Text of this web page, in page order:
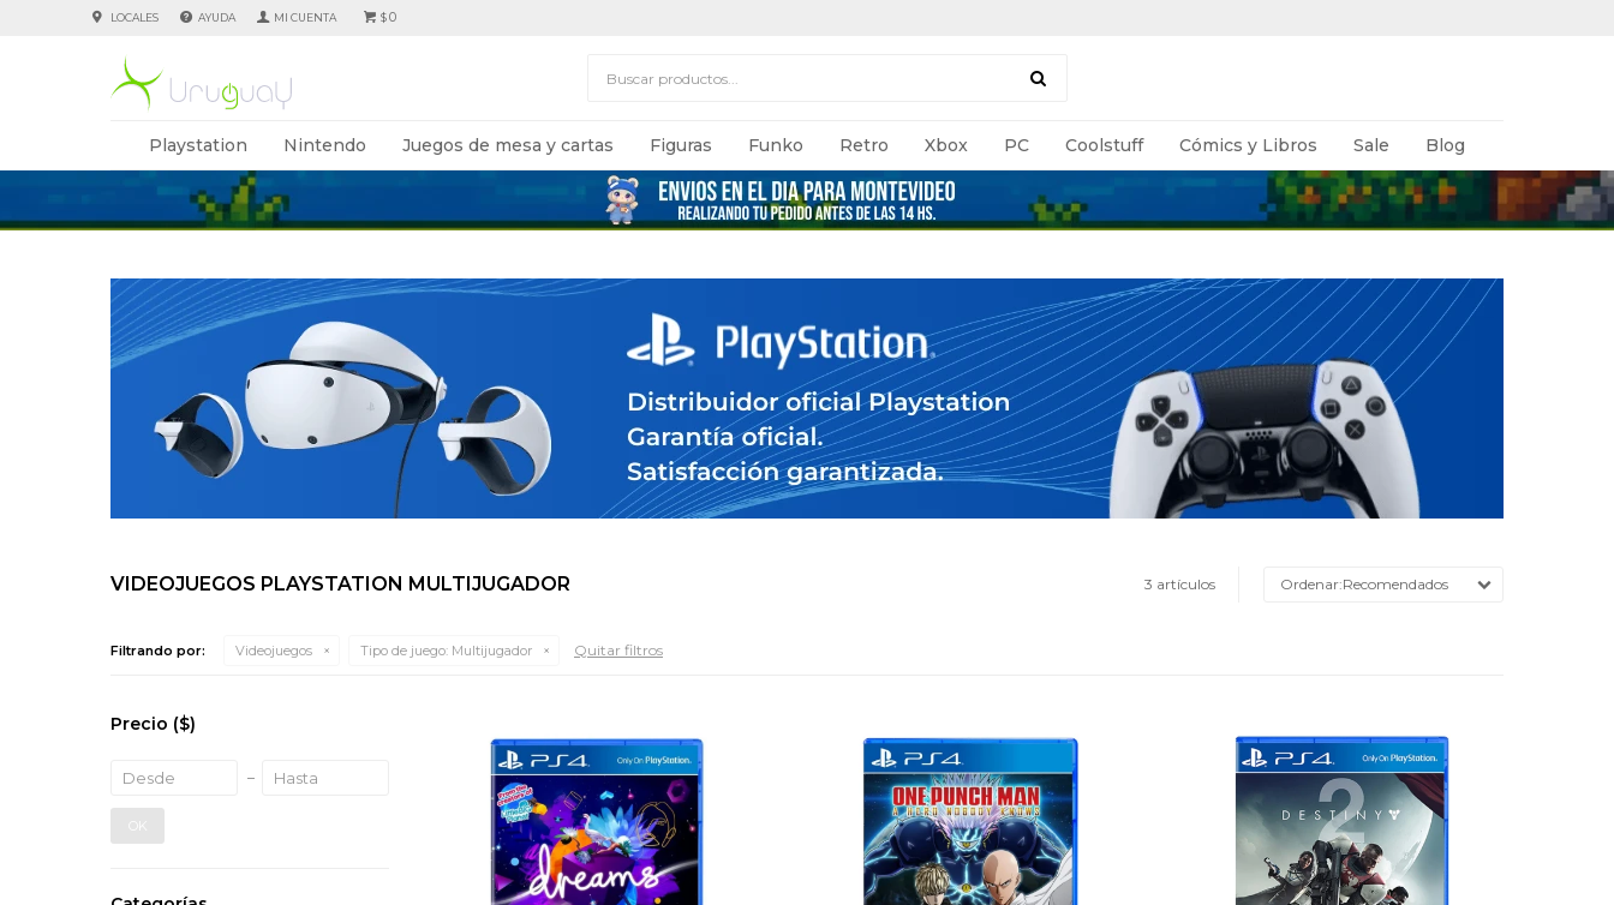
Playstation Nintendo Juegos de mesa y cartas Figuras Funko Retro Xbox PC Coolstuff Cómics y Libros Sale Blog
$0
LOCALES AYUDA
VIDEOJUEGOS PLAYSTATION MULTIJUGADOR 3 artículos Recomendados
Filtrando por: Videojuegos Tipo de juego: Multijugador Quitar filtros
Precio ($)
OK